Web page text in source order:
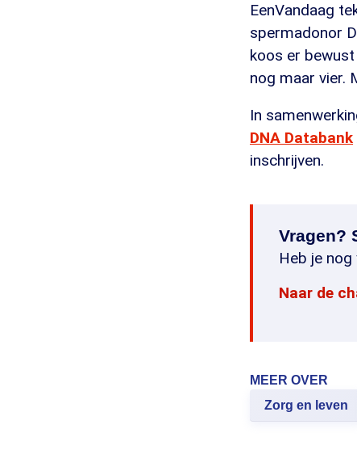
EenVandaag
spermadonor
koos er
nog maar vier.
In
DNA Databank
inschrijven.
Vragen?
Heb je
Naar de
MEER OVER
Zorg en leven